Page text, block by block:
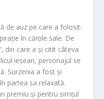
de auz pe care a folosit-
în cărțile sale. De
din care a și citit câteva
ieșean, personajul se
Surzenia a fost și
partea sa relaxată.
premiu și pentru simțul